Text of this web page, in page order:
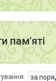
пам'яті